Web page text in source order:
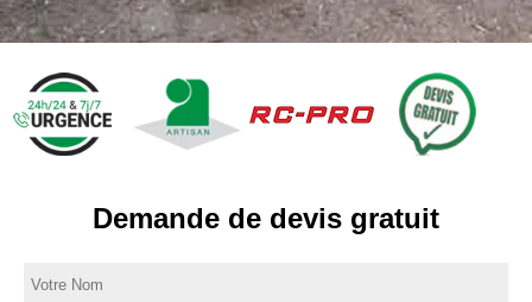
Demande de devis gratuit